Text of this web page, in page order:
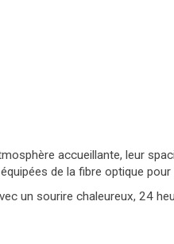
accueillante, leur
de la fibre optique pour
un sourire chaleureux, 24